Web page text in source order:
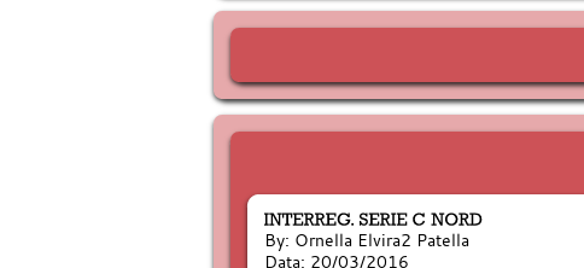
By: Ornella Elvira2 Patella
Data: 20/03/2016